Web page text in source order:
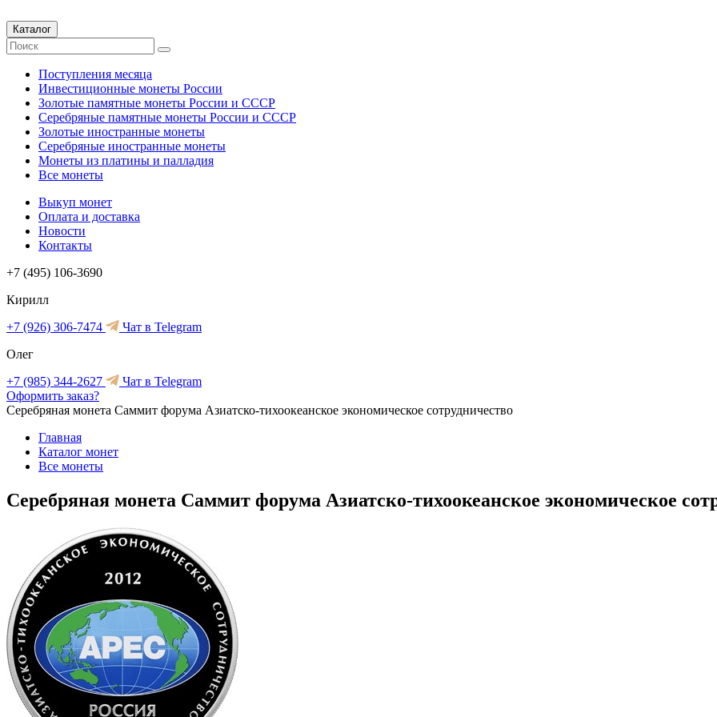
Каталог
Поступления месяца
Инвестиционные монеты России
Золотые памятные монеты России и СССР
Серебряные памятные монеты России и СССР
Золотые иностранные монеты
Серебряные иностранные монеты
Монеты из платины и палладия
Все монеты
Выкуп монет
Оплата и доставка
Новости
Контакты
+7 (495) 106-3690
Кирилл
+7 (926) 306-7474
Чат в Telegram
Олег
+7 (985) 344-2627
Чат в Telegram
Оформить заказ?
Серебряная монета Саммит форума Азиатско-тихоокеанское экономическое сотрудничество
Главная
Каталог монет
Все монеты
Серебряная монета Саммит форума Азиатско-тихоокеанское экономическое